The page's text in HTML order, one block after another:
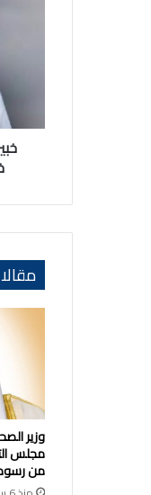
الأيام
المقبلة..
الحرارة
وزير
من